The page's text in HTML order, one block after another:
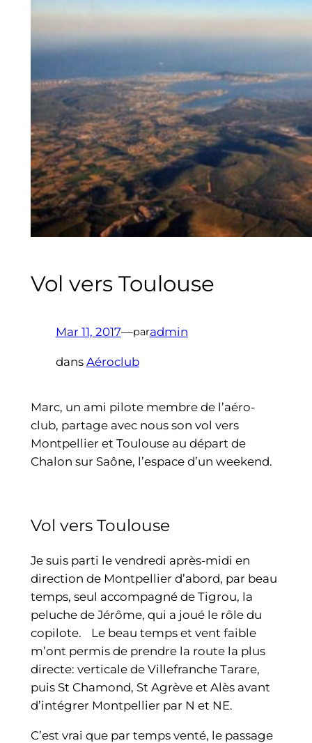
Vol vers Toulouse
Mar 11, 2017—paradmin
dans Aéroclub
Marc, un ami pilote membre de l’aéro-
club, partage avec nous son vol vers
Montpellier et Toulouse au départ de
Chalon sur Saône, l’espace d’un weekend.
Vol vers Toulouse
Je suis parti le vendredi après-midi en
direction de Montpellier d’abord, par beau
temps, seul accompagné de Tigrou, la
peluche de Jérôme, qui a joué le rôle du
copilote. Le beau temps et vent faible
m’ont permis de prendre la route la plus
directe: verticale de Villefranche Tarare,
puis St Chamond, St Agrève et Alès avant
d’intégrer Montpellier par N et NE.
C’est vrai que par temps venté, le passage